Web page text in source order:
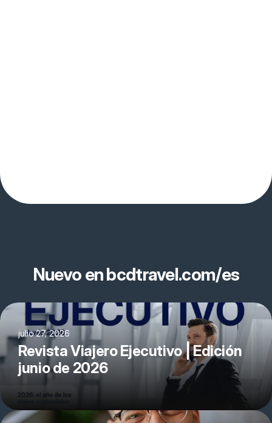
Nuevo en bcdtravel.com/es
julio 27, 2026
Revista Viajero Ejecutivo | Edición
junio de 2026